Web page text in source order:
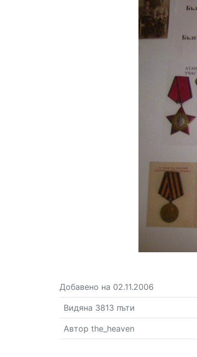
Добавено на 02.11.2006
Видяна 3813 пъти
Автор the_heaven